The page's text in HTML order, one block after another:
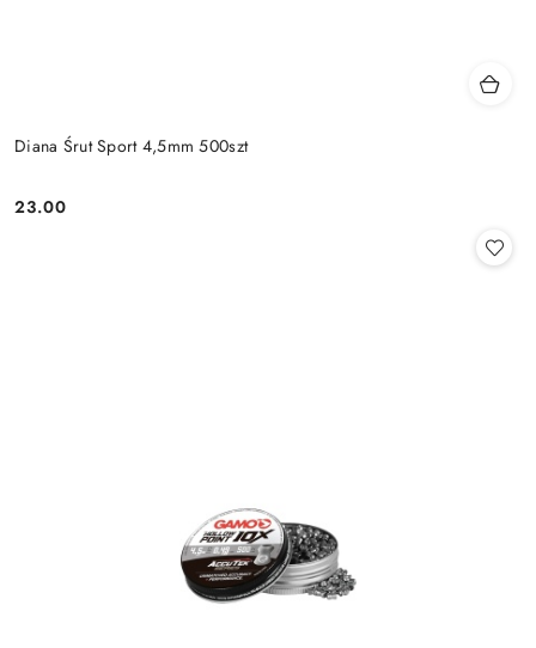
Diana Śrut Sport 4,5mm 500szt
Cena:
23.00